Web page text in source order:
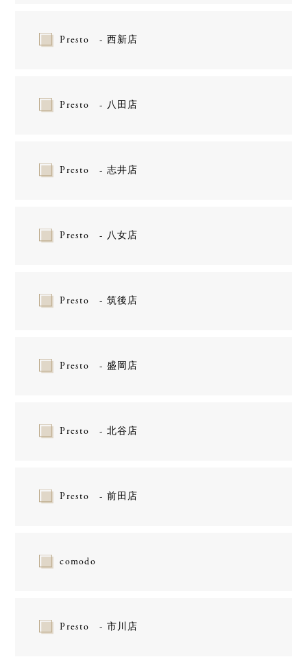
Presto - 西新店
Presto - 八田店
Presto - 志井店
Presto - 八女店
Presto - 筑後店
Presto - 盛岡店
Presto - 北谷店
Presto - 前田店
comodo
Presto - 市川店